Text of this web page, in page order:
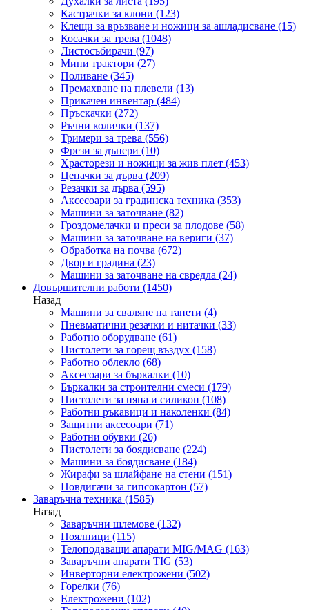
Кастрачки за клони (123)
Клещи за връзване и ножици за ашладисване (15)
Косачки за трева (1048)
Листосъбирачи (97)
Мини трактори (27)
Поливане (345)
Премахване на плевели (13)
Прикачен инвентар (484)
Пръскачки (272)
Ръчни колички (137)
Тримери за трева (556)
Фрези за дънери (10)
Храсторези и ножици за жив плет (453)
Цепачки за дърва (209)
Резачки за дърва (595)
Аксесоари за градинска техника (353)
Машини за заточване (82)
Гроздомелачки и преси за плодове (58)
Машини за заточване на вериги (37)
Обработка на почва (672)
Двор и градина (23)
Машини за заточване на свредла (24)
Довършителни работи (1450)
Назад
Машини за сваляне на тапети (4)
Пневматични резачки и нитачки (33)
Работно оборудване (61)
Пистолети за горещ въздух (158)
Работно облекло (68)
Аксесоари за бъркалки (10)
Бъркалки за строителни смеси (179)
Пистолети за пяна и силикон (108)
Работни ръкавици и наколенки (84)
Защитни аксесоари (71)
Работни обувки (26)
Пистолети за боядисване (224)
Машини за боядисване (184)
Жирафи за шлайфане на стени (151)
Повдигачи за гипсокартон (57)
Заваръчна техника (1585)
Назад
Заваръчни шлемове (132)
Поялници (115)
Телоподаващи апарати MIG/MAG (163)
Заваръчни апарати TIG (53)
Инверторни електрожени (502)
Горелки (76)
Електрожени (102)